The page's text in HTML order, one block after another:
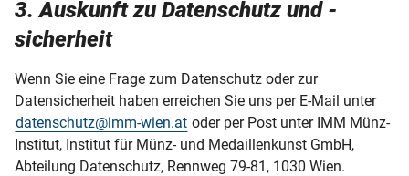
3. Auskunft zu Datenschutz und -
sicherheit
Wenn Sie eine Frage zum Datenschutz oder zur
Datensicherheit haben erreichen Sie uns per E-Mail unter
datenschutz@imm-wien.at oder per Post unter IMM Münz-
Institut, Institut für Münz- und Medaillenkunst GmbH,
Abteilung Datenschutz, Rennweg 79-81, 1030 Wien.